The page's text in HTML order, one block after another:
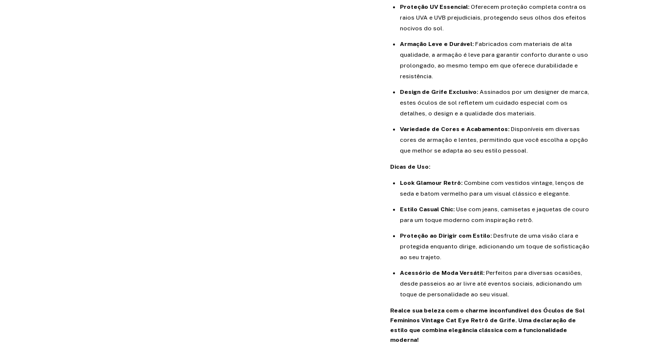
Proteção UV Essencial: Oferecem proteção completa contra os
raios UVA e UVB prejudiciais, protegendo seus olhos dos efeitos
nocivos do sol.
Armação Leve e Durável: Fabricados com materiais de alta
qualidade, a armação é leve para garantir conforto durante o uso
prolongado, ao mesmo tempo em que oferece durabilidade e
resistência.
Design de Grife Exclusivo: Assinados por um designer de marca,
estes óculos de sol refletem um cuidado especial com os
detalhes, o design e a qualidade dos materiais.
Variedade de Cores e Acabamentos: Disponíveis em diversas
cores de armação e lentes, permitindo que você escolha a opção
que melhor se adapta ao seu estilo pessoal.
Dicas de Uso:
Look Glamour Retrô: Combine com vestidos vintage, lenços de
seda e batom vermelho para um visual clássico e elegante.
Estilo Casual Chic: Use com jeans, camisetas e jaquetas de couro
para um toque moderno com inspiração retrô.
Proteção ao Dirigir com Estilo: Desfrute de uma visão clara e
protegida enquanto dirige, adicionando um toque de sofisticação
ao seu trajeto.
Acessório de Moda Versátil: Perfeitos para diversas ocasiões,
desde passeios ao ar livre até eventos sociais, adicionando um
toque de personalidade ao seu visual.
Realce sua beleza com o charme inconfundível dos Óculos de Sol
Femininos Vintage Cat Eye Retrô de Grife. Uma declaração de
estilo que combina elegância clássica com a funcionalidade
moderna!